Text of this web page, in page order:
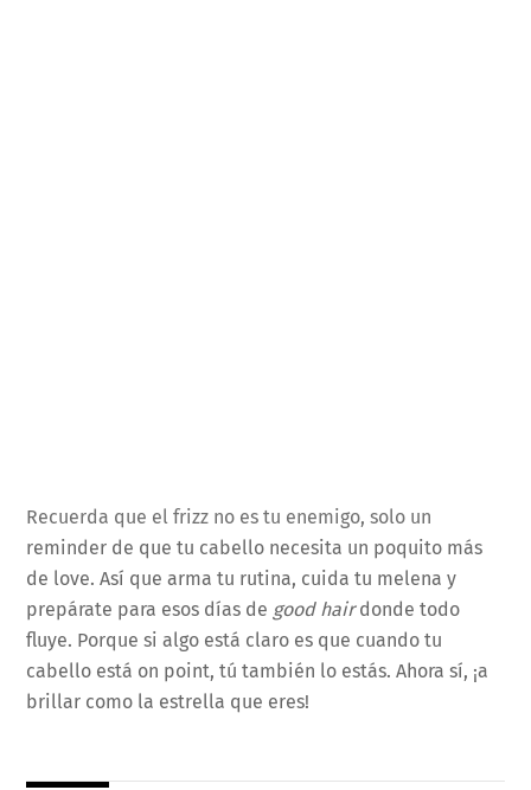
Recuerda que el frizz no es tu enemigo, solo un
reminder de que tu cabello necesita un poquito más
de love. Así que arma tu rutina, cuida tu melena y
prepárate para esos días de good hairdonde todo
fluye. Porque si algo está claro es que cuando tu
cabello está on point, tú también lo estás. Ahora sí, ¡a
brillar como la estrella que eres!